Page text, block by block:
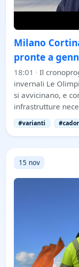
Milano
pronte a
18:01 · Il
invernali Le
si avvicinano, e
infrastrutture
#varianti
15 nov